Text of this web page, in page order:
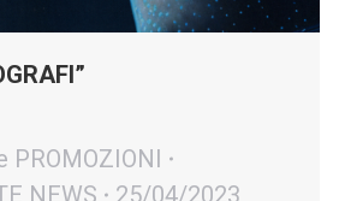
PROMOZIONI
NEWS
25/04/2023